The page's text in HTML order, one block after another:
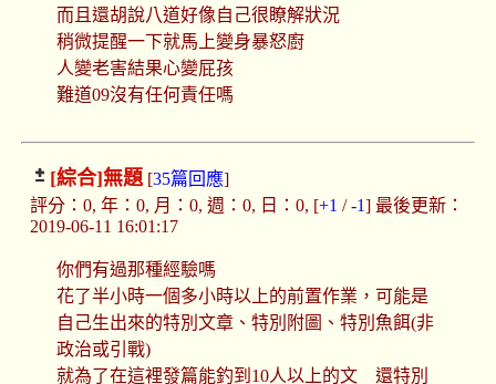
而且還胡說八道好像自己很瞭解狀況
稍微提醒一下就馬上變身暴怒廚
人變老害結果心變屁孩
難道09沒有任何責任嗎
[綜合]無題[35篇回應]
評分：0, 年：0, 月：0, 週：0, 日：0, [+1 /-1] 最後更新：
2019-06-11 16:01:17
你們有過那種經驗嗎
花了半小時一個多小時以上的前置作業，可能是
自己生出來的特別文章、特別附圖、特別魚餌(非
政治或引戰)
就為了在這裡發篇能釣到10人以上的文 還特別